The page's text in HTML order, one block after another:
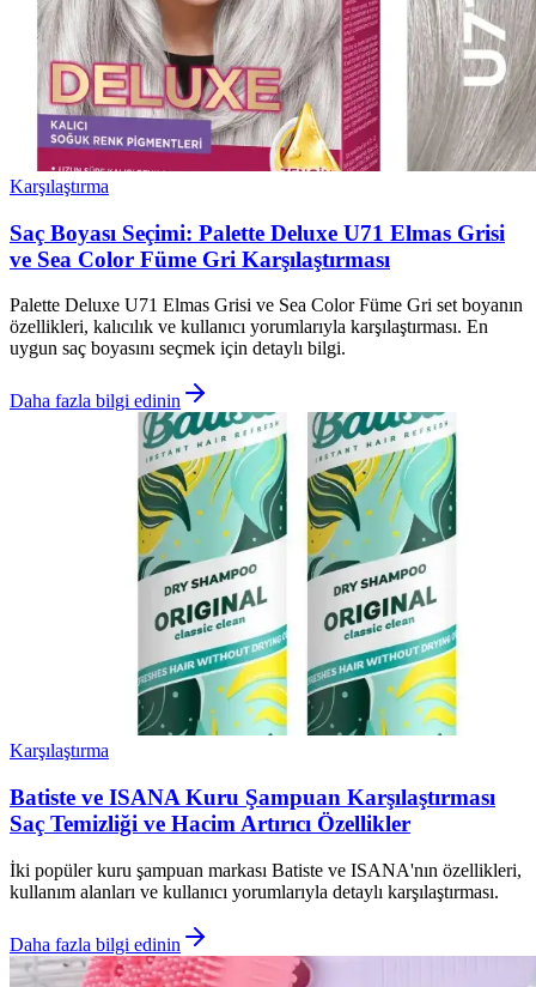
Karşılaştırma
Saç Boyası Seçimi: Palette Deluxe U71 Elmas Grisi
ve Sea Color Füme Gri Karşılaştırması
Palette Deluxe U71 Elmas Grisi ve Sea Color Füme Gri set boyanın
özellikleri, kalıcılık ve kullanıcı yorumlarıyla karşılaştırması. En
uygun saç boyasını seçmek için detaylı bilgi.
Daha fazla bilgi edinin
Karşılaştırma
Batiste ve ISANA Kuru Şampuan Karşılaştırması
Saç Temizliği ve Hacim Artırıcı Özellikler
İki popüler kuru şampuan markası Batiste ve ISANA'nın özellikleri,
kullanım alanları ve kullanıcı yorumlarıyla detaylı karşılaştırması.
Daha fazla bilgi edinin